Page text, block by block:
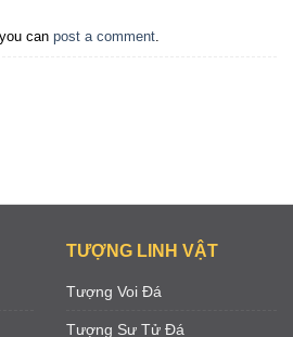
can post a comment.
TƯỢNG LINH VẬT
Tượng Voi Đá
Tượng Sư Tử Đá